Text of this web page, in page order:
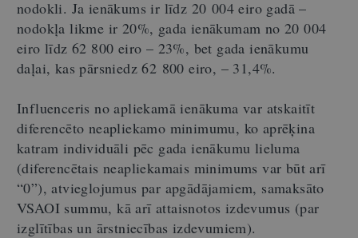
nodokli. Ja ienākums ir līdz 20 004 eiro gadā –
nodokļa likme ir 20%, gada ienākumam no 20 004
eiro līdz 62 800 eiro – 23%, bet gada ienākumu
daļai, kas pārsniedz 62 800 eiro, – 31,4%.
Influenceris no apliekamā ienākuma var atskaitīt
diferencēto neapliekamo minimumu, ko aprēķina
katram individuāli pēc gada ienākumu lieluma
(diferencētais neapliekamais minimums var būt arī
“0”), atvieglojumus par apgādājamiem, samaksāto
VSAOI summu, kā arī attaisnotos izdevumus (par
izglītības un ārstniecības izdevumiem).